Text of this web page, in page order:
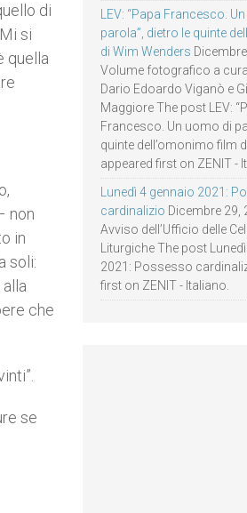
di
si
quella
non
in
soli:
che
se
LEV: “Papa Francesco.
parola”, dietro le quinte
di Wim Wenders
Volume fotografico a
Dario Edoardo Viganò e
Maggiore The post LEV:
Francesco. Un uomo di
quinte dell’omonimo film
appeared first on ZENIT -
Lunedì 4 gennaio 2021:
cardinalizio Dicembre 29,
Avviso dell’Ufficio delle
Liturgiche The post
2021: Possesso
first on ZENIT - Italiano.